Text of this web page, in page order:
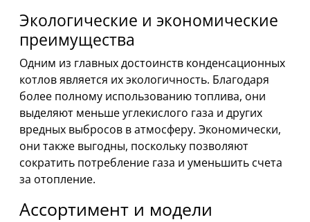
Экологические и экономические
преимущества
Одним из главных достоинств конденсационных
котлов является их экологичность. Благодаря
более полному использованию топлива, они
выделяют меньше углекислого газа и других
вредных выбросов в атмосферу. Экономически,
они также выгодны, поскольку позволяют
сократить потребление газа и уменьшить счета
за отопление.
Ассортимент и модели